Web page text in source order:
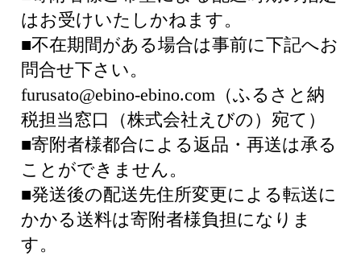
はお受けいたしかねます。
■不在期間がある場合は事前に下記へお
問合せ下さい。
furusato@ebino-ebino.com（ふるさと納
税担当窓口（株式会社えびの）宛て）
■寄附者様都合による返品・再送は承る
ことができません。
■発送後の配送先住所変更による転送に
かかる送料は寄附者様負担になりま
す。